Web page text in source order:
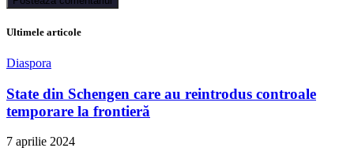
Ultimele articole
Diaspora
State din Schengen care au reintrodus controale
temporare la frontieră
7 aprilie 2024